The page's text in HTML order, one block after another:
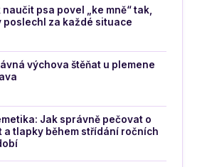
naučit psa povel „ke mně“ tak,
poslechl za každé situace
výchova štěňat u plemene
Jak správně pečovat o
a tlapky během střídání ročních